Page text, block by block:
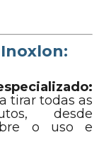
tirar todas as
desde
o uso e